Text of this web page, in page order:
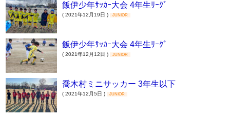
飯伊少年ｻｯｶｰ大会 4年生ﾘｰｸﾞ
( 2021年12月19日 ) JUNIOR
飯伊少年ｻｯｶｰ大会 4年生ﾘｰｸﾞ
( 2021年12月12日 ) JUNIOR
喬木村ミニサッカー 3年生以下
( 2021年12月5日 ) JUNIOR